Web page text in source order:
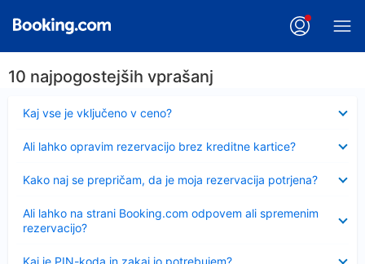
10 najpogostejših vprašanj
Kaj vse je vključeno v ceno?
Ali lahko opravim rezervacijo brez kreditne kartice?
Kako naj se prepričam, da je moja rezervacija potrjena?
Ali lahko na strani Booking.com odpovem ali spremenim
rezervacijo?
Kaj je PIN-koda in zakaj jo potrebujem?